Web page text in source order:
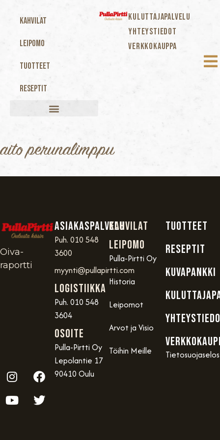
Kahvilat
Leipomo
Tuotteet
Reseptit
KULUTTAJAPALVELU
YHTEYSTIEDOT
VERKKOKAUPPA
aito perunalimppu
Oiva-
raportti
Asiakaspalvelu
Puh. 010 548
3600
myynti@pullapirtti.com
Logistiikka
Puh. 010 548
3604
OSOITE
Pulla-Pirtti Oy
Lepolantie 17
90410 Oulu
Kahvilat
Leipomo
Pulla-Pirtti Oy
Historia
Leipomot
Arvot ja Visio
Töihin Meille
TUOTTEET
RESEPTIT
KUVAPANKKI